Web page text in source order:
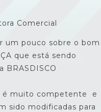
Comercial
um pouco sobre o bom
que está sendo
BRASDISCO
é muito competente e
sido modificadas para